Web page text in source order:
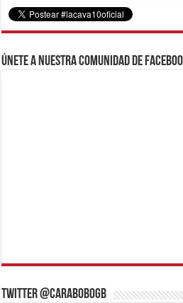
Únete a nuestra comunidad de
Twitter @CaraboboGB